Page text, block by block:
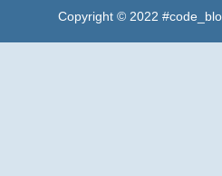
Copyright © 2022